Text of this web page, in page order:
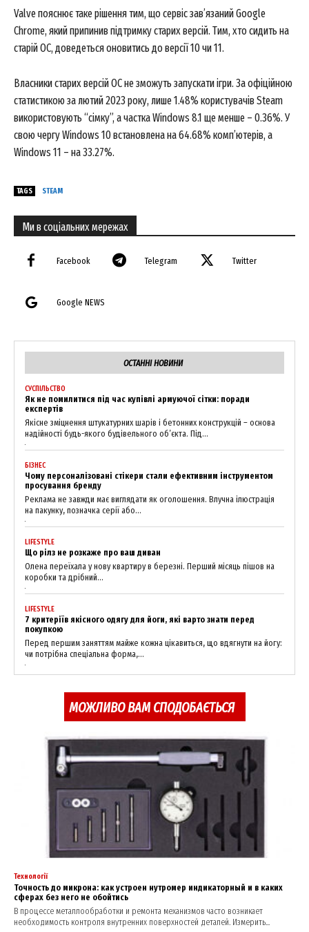
News Week
Magazine PRO
SUBSCRIBE NOW
Valve пояснює таке рішення тим, що сервіс зав’язаний Google
Chrome, який припинив підтримку старих версій. Тим, хто сидить на
старій ОС, доведеться оновитись до версії 10 чи 11.
Власники старих версій ОС не зможуть запускати ігри. За офіційною
статистикою за лютий 2023 року, лише 1.48% користувачів Steam
використовують “сімку”, а частка Windows 8.1 ще менше – 0.36%. У
свою чергу Windows 10 встановлена на 64.68% комп’ютерів, а
Windows 11 – на 33.27%.
TAGS STEAM
Ми в соціальних мережах
Facebook Telegram Twitter
Google NEWS
ОСТАННІ НОВИНИ
СУСПІЛЬСТВО
Як не помилитися під час купівлі армуючої сітки: поради
експертів
Якісне зміцнення штукатурних шарів і бетонних конструкцій – основа
надійності будь-якого будівельного об’єкта. Під...
БІЗНЕС
Чому персоналізовані стікери стали ефективним інструментом
просування бренду
Реклама не завжди має виглядати як оголошення. Влучна ілюстрація
на пакунку, позначка серії або...
LIFESTYLE
Що рілз не розкаже про ваш диван
Олена переїхала у нову квартиру в березні. Перший місяць пішов на
коробки та дрібний...
LIFESTYLE
7 критеріїв якісного одягу для йоги, які варто знати перед
покупкою
Перед першим заняттям майже кожна цікавиться, що вдягнути на йогу:
чи потрібна спеціальна форма,...
МОЖЛИВО ВАМ СПОДОБАЄТЬСЯ
Технології
Точность до микрона: как устроен нутромер индикаторный и в каких
сферах без него не обойтись
В процессе металлообработки и ремонта механизмов часто возникает
необходимость контроля внутренних поверхностей деталей. Измерить...